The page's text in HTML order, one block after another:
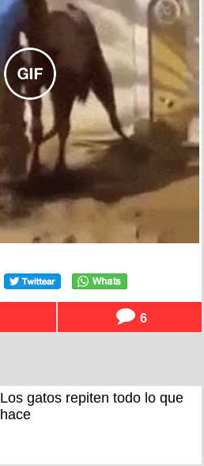
6
Los gatos repiten todo lo que
hace